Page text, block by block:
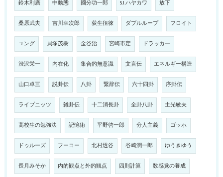
鈴木利廣 中動態 國分功一郎 S.I.ハヤカワ 放下
桑原武夫 吉川幸次郎 荻生徂徠 ダブルループ フロイト
ユング 貝塚茂樹 金谷治 宮崎市定 ドラッカー
渋沢栄一 内在化 集合的無意識 文言伝 エネルギー構造
山口卓三 説卦伝 八卦 繋辞伝 六十四卦 序卦伝
ライプニッツ 雑卦伝 十二消長卦 全卦八卦 土光敏夫
高校生の勉強法 記憶術 平野啓一郎 分人主義 ゴッホ
ドゥルーズ フーコー 北村透谷 谷崎潤一郎 ゆうきゆう
長月みそか 内的観点と外的観点 四則計算 数感覚の養成